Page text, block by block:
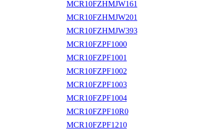
MCR10FZHMJW161
MCR10FZHMJW201
MCR10FZHMJW393
MCR10FZPF1000
MCR10FZPF1001
MCR10FZPF1002
MCR10FZPF1003
MCR10FZPF1004
MCR10FZPF10R0
MCR10FZPF1210